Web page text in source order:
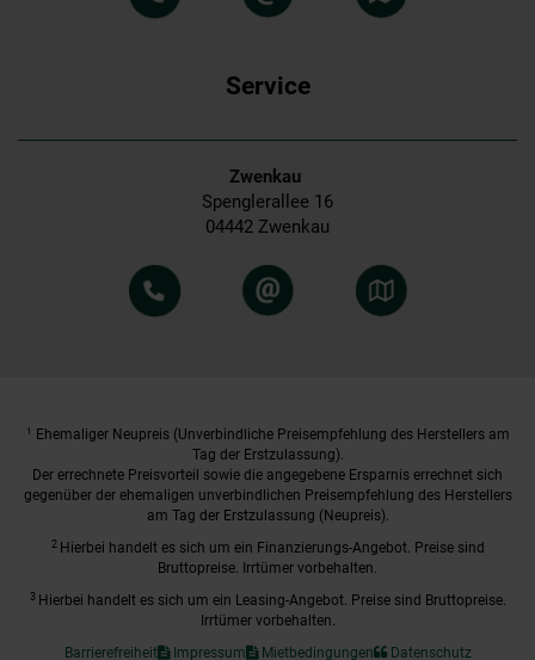
Service
Zwenkau
Spenglerallee 16
04442 Zwenkau
1
Ehemaliger Neupreis (Unverbindliche Preisempfehlung des Herstellers am
Tag der Erstzulassung).
Der errechnete Preisvorteil sowie die angegebene Ersparnis errechnet sich
gegenüber der ehemaligen unverbindlichen Preisempfehlung des Herstellers
am Tag der Erstzulassung (Neupreis).
2 Hierbei handelt es sich um ein Finanzierungs-Angebot. Preise sind
Bruttopreise. Irrtümer vorbehalten.
3 Hierbei handelt es sich um ein Leasing-Angebot. Preise sind Bruttopreise.
Irrtümer vorbehalten.
Barrierefreiheit
Impressum Mietbedingungen Datenschutz